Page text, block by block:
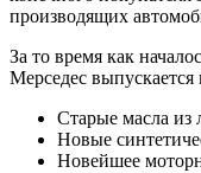
производящих
За то время как
Мерседес
Старые масла из
Новые
Новейшее